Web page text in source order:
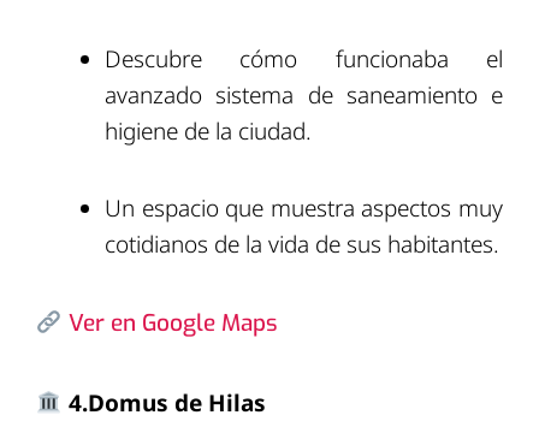
Descubre cómo funcionaba el
avanzado sistema de saneamiento e
higiene de la ciudad.
Un espacio que muestra aspectos muy
cotidianos de la vida de sus habitantes.
Ver en Google Maps
4.Domus de Hilas